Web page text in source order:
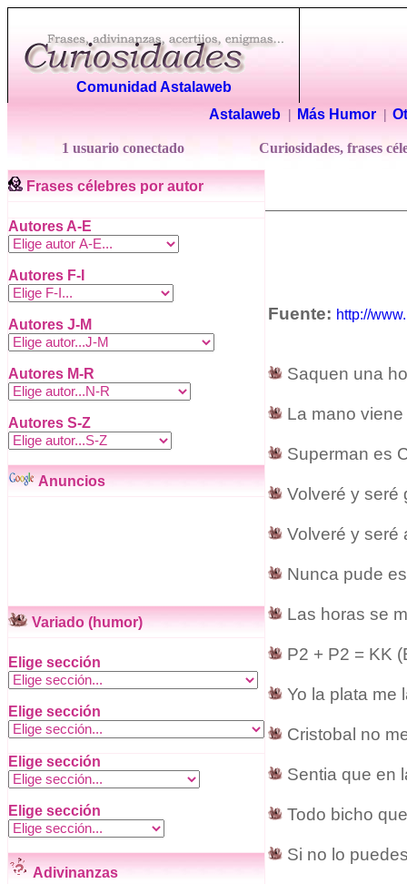
Comunidad Astalaweb
Astalaweb | Más Humor |
1 usuario conectado Curiosidades, frases
Frases célebres por autor
Autores A-E
Autores F-I
Autores J-M
Autores M-R
Autores S-Z
Anuncios
Variado (humor)
Elige sección
Elige sección
Elige sección
Elige sección
Adivinanzas
Fuente: http://
Saquen una
La mano
Superman es
Volveré y seré
Volveré y seré
Nunca pude
Las horas se
P2 + P2 = KK
Yo la plata me
Cristobal no
Sentia que en
Todo bicho
Si no lo